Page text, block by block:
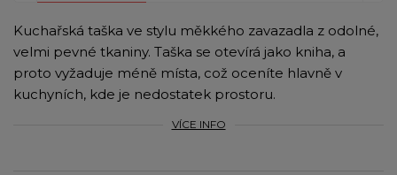
Kuchařská taška ve stylu měkkého zavazadla z odolné,
velmi pevné tkaniny. Taška se otevírá jako kniha, a
proto vyžaduje méně místa, což oceníte hlavně v
kuchyních, kde je nedostatek prostoru.
VÍCE INFO